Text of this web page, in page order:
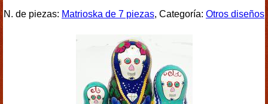
N. de piezas: Matrioska de 7 piezas, Categoría: Otros diseños